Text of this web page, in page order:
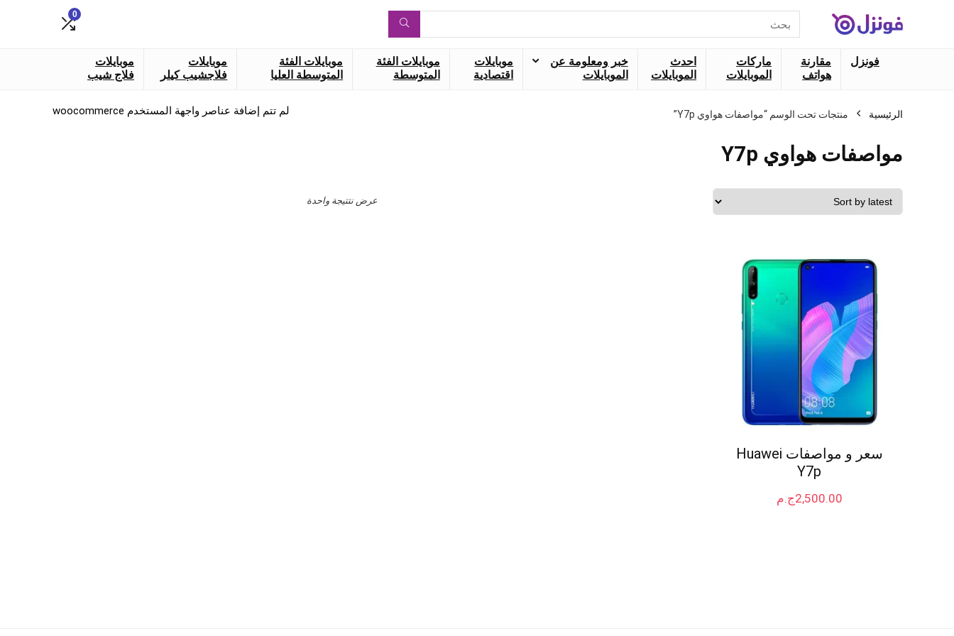
عن:
0
فونزل
مقارنة
هواتف
ماركات
الموبايلات
احدث
الموبايلات
خبر ومعلومة عن
الموبايلات
موبايلات
اقتصادية
موبايلات الفئة
المتوسطة
موبايلات الفئة
المتوسطة العليا
موبايلات
فلاجشيب كيلر
موبايلات
فلاج شيب
الرئيسية منتجات تحت الوسم “مواصفات هواوي Y7p”
مواصفات هواوي Y7p
عرض نتتيجة واحدة
سعر و مواصفات Huawei
Y7p
ج.م2,500.00
لم تتم إضافة عناصر واجهة المستخدم woocommerce